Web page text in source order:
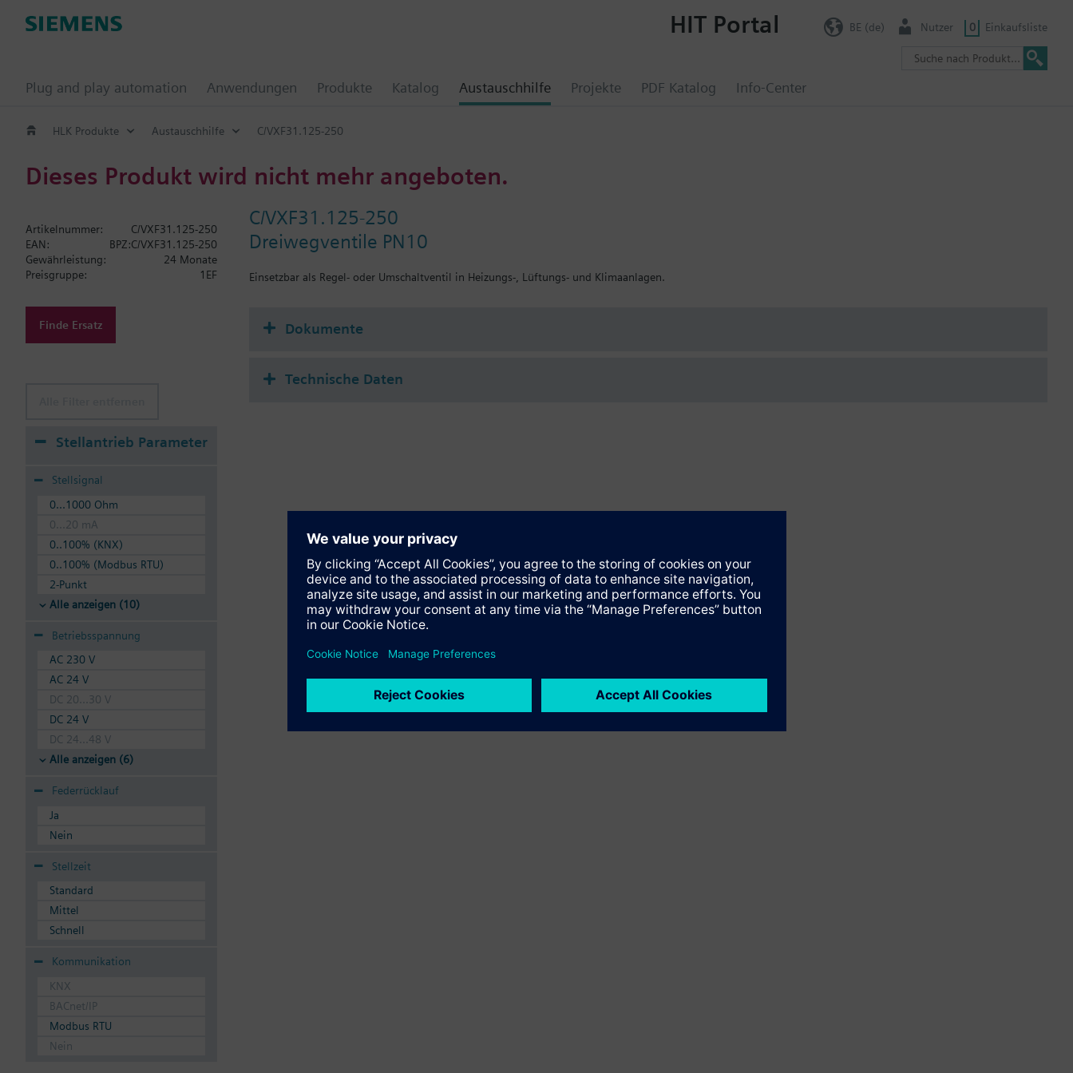
Plug and play automation Anwendungen Produkte Katalog Austauschhilfe Projekte PDF Katalog Info-Center
HIT Portal BE (de) Nutzer 0 Einkaufsliste
HLK Produkte Austauschhilfe C/VXF31.125-250
Dieses Produkt wird nicht mehr angeboten.
C/VXF31.125-250
Dreiwegventile PN10
Einsetzbar als Regel- oder Umschaltventil in Heizungs-, Lüftungs- und Klimaanlagen.
Artikelnummer:
C/VXF31.125-250
EAN:
BPZ:C/VXF31.125-250
Gewährleistung:
24 Monate
Preisgruppe:
1EF
Finde Ersatz
Stellantrieb Parameter
Stellsignal
0...1000 Ohm
0...20 mA
0..100% (KNX)
0..100% (Modbus RTU)
2-Punkt
Alle anzeigen (10)
Betriebsspannung
AC 230 V
AC 24 V
DC 20...30 V
DC 24 V
DC 24...48 V
Alle anzeigen (6)
Federrücklauf
Ja
Nein
Stellzeit
Standard
Mittel
Schnell
Kommunikation
KNX
BACnet/IP
Modbus RTU
Nein
Dokumente
Technische Daten